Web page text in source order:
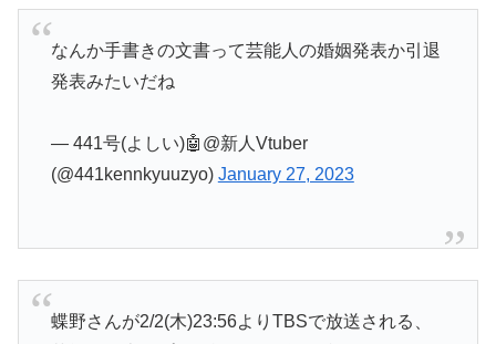
なんか手書きの文書って芸能人の婚姻発表か引退
発表みたいだね
— 441号(よしい)🤖@新人Vtuber
(@441kennkyuuzyo) January 27, 2023
蝶野さんが2/2(木)23:56よりTBSで放送される、